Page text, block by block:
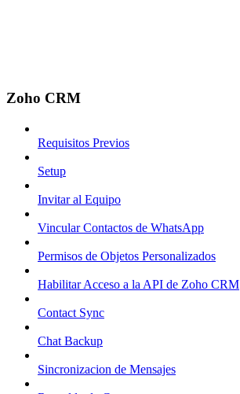
Zoho CRM
Requisitos Previos
Setup
Invitar al Equipo
Vincular Contactos de WhatsApp
Permisos de Objetos Personalizados
Habilitar Acceso a la API de Zoho CRM
Contact Sync
Chat Backup
Sincronizacion de Mensajes